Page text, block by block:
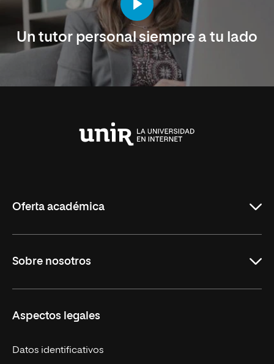
Un tutor personal siempre a tu lado
Oferta académica
Licenciaturas en línea
Cursos Europeos
Títulos Americanos
Sobre nosotros
Nuestros alumnos
Únete a nosotros
Aspectos legales
Datos identificativos